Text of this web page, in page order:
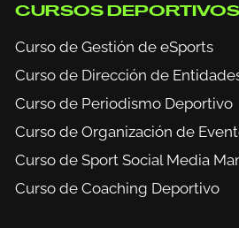
CURSOS DEPORTIVOS
Curso de Gestión de eSports
Curso de Dirección de
Curso de Periodismo Deportivo
Curso de Organización de
Curso de Sport Social Media
Curso de Coaching Deportivo